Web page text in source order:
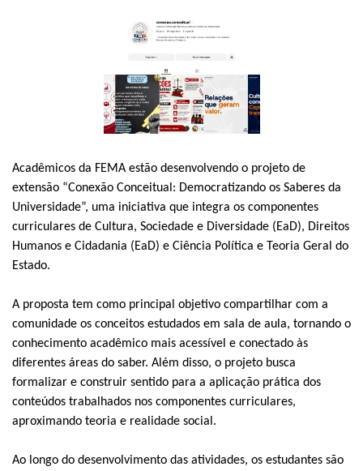
Acadêmicos da FEMA estão desenvolvendo o projeto de
extensão “Conexão Conceitual: Democratizando os Saberes da
Universidade”, uma iniciativa que integra os componentes
curriculares de Cultura, Sociedade e Diversidade (EaD), Direitos
Humanos e Cidadania (EaD) e Ciência Política e Teoria Geral do
Estado.
A proposta tem como principal objetivo compartilhar com a
comunidade os conceitos estudados em sala de aula, tornando o
conhecimento acadêmico mais acessível e conectado às
diferentes áreas do saber. Além disso, o projeto busca
formalizar e construir sentido para a aplicação prática dos
conteúdos trabalhados nos componentes curriculares,
aproximando teoria e realidade social.
Ao longo do desenvolvimento das atividades, os estudantes são